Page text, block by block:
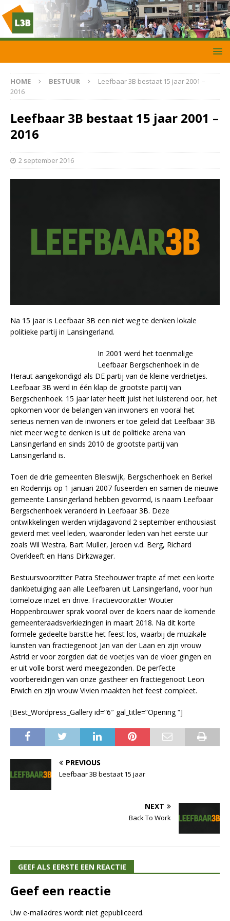
HOME BESTUUR
Leefbaar 3B bestaat 15 jaar 2001 –
2016
Leefbaar 3B bestaat 15 jaar 2001 –
2016
2 september 2016
Na 15 jaar is Leefbaar 3B een niet weg te denken lokale
politieke partij in Lansingerland.
In 2001 werd het toenmalige
Leefbaar Bergschenhoek in de
Heraut aangekondigd als DE partij van de kleine verdrietjes.
Leefbaar 3B werd in één klap de grootste partij van
Bergschenhoek. 15 jaar later heeft juist het luisterend oor, het
opkomen voor de belangen van inwoners en vooral het
serieus nemen van de inwoners er toe geleid dat Leefbaar 3B
niet meer weg te denken is uit de politieke arena van
Lansingerland en sinds 2010 de grootste partij van
Lansingerland is.
Toen de drie gemeenten Bleiswijk, Bergschenhoek en Berkel
en Rodenrijs op 1 januari 2007 fuseerden en samen de nieuwe
gemeente Lansingerland hebben gevormd, is naam Leefbaar
Bergschenhoek veranderd in Leefbaar 3B. Deze
ontwikkelingen werden vrijdagavond 2 september enthousiast
gevierd met veel leden, waaronder leden van het eerste uur
zoals Wil Westra, Bart Muller, Jeroen v.d. Berg, Richard
Overkleeft en Hans Dirkzwager.
Bestuursvoorzitter Patra Steehouwer trapte af met een korte
dankbetuiging aan alle Leefbaren uit Lansingerland, voor hun
tomeloze inzet en drive. Fractievoorzitter Wouter
Hoppenbrouwer sprak vooral over de koers naar de komende
gemeenteraadsverkiezingen in maart 2018. Na dit korte
formele gedeelte barstte het feest los, waarbij de muzikale
kunsten van fractiegenoot Jan van der Laan en zijn vrouw
Astrid er voor zorgden dat de voetjes van de vloer gingen en
er uit volle borst werd meegezonden. De perfecte
voorbereidingen van onze gastheer en fractiegenoot Leon
Erwich en zijn vrouw Vivien maakten het feest compleet.
[Best_Wordpress_Gallery id=”6″ gal_title=”Opening “]
PREVIOUS
Leefbaar 3B bestaat 15 jaar
NEXT
Back To Work
GEEF ALS EERSTE EEN REACTIE
Geef een reactie
Uw e-mailadres wordt niet gepubliceerd.